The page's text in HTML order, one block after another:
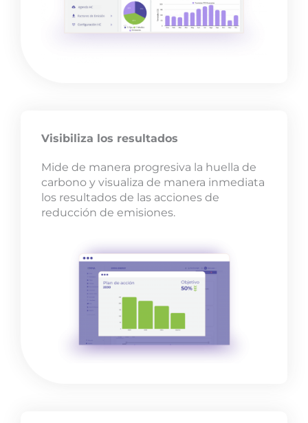
Visibiliza los resultados
Mide de manera progresiva la huella de
carbono y visualiza de manera inmediata
los resultados de las acciones de
reducción de emisiones.